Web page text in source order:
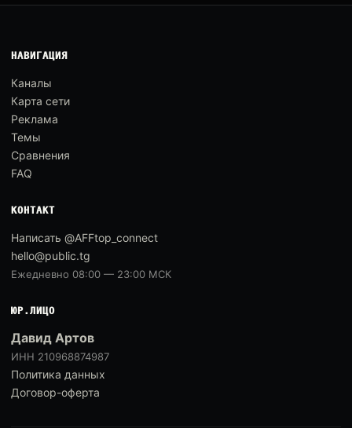
НАВИГАЦИЯ
Каналы
Карта сети
Реклама
Темы
Сравнения
FAQ
КОНТАКТ
Написать @AFFtop_connect
hello@public.tg
Ежедневно 08:00 — 23:00 МСК
ЮР.ЛИЦО
Давид Артов
ИНН 210968874987
Политика данных
Договор-оферта